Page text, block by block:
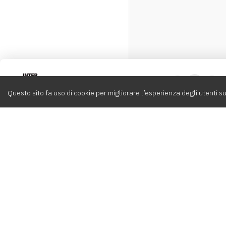
Questo sito fa uso di cookie per migliorare l’esperienza degli utenti